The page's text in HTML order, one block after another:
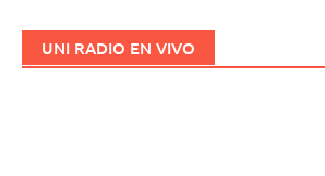
UNI RADIO EN VIVO